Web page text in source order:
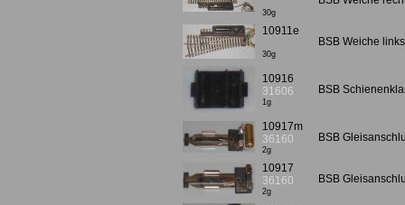
30g
10911e
30g
BSB Weiche
10916
31606
1g
BSB
10917m
36160
2g
BSB
10917
36160
2g
BSB